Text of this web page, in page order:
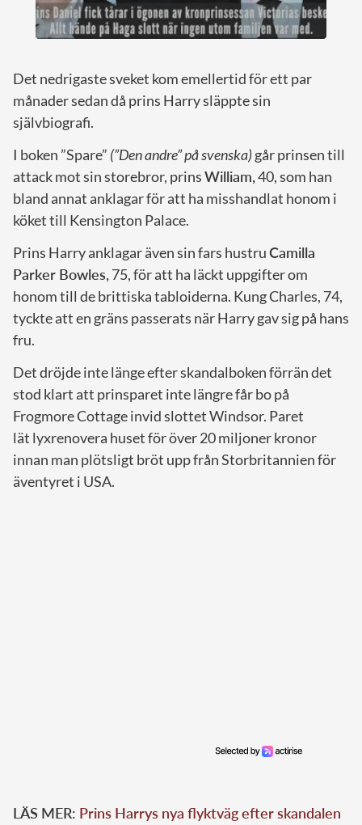
Det nedrigaste sveket kom emellertid för ett par
månader sedan då prins Harry släppte sin
självbiografi.
I boken ”Spare” (”Den andre” på svenska)går prinsen till
attack mot sin storebror, prinsWilliam,40, som han
bland annat anklagar för att ha misshandlat honom i
köket till Kensington Palace.
Prins Harry anklagar även sin fars hustruCamilla
Parker Bowles, 75, för att ha läckt uppgifter om
honom till de brittiska tabloiderna. Kung Charles, 74,
tyckte att en gräns passerats när Harry gav sig på hans
fru.
Det dröjde inte länge efter skandalboken förrän det
stod klart att prinsparet inte längre får bo på
Frogmore Cottage invid slottet Windsor. Paret
lät lyxrenovera huset för över 20 miljoner kronor
innan man plötsligt bröt upp från Storbritannien för
äventyret i USA.
LÄS MER: Prins Harrys nya flyktväg efter skandalen